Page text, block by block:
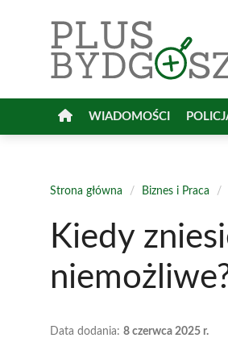
WIADOMOŚCI
Strona główna / Biznes i Praca /
Kiedy
Data dodania: 8 czerwca 2025 r.